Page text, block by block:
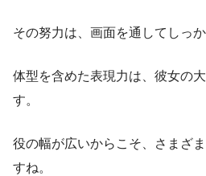
その努力は、画面を通してしっ
体型を含めた表現力は、彼女の
す。
役の幅が広いからこそ、さまざ
すね。